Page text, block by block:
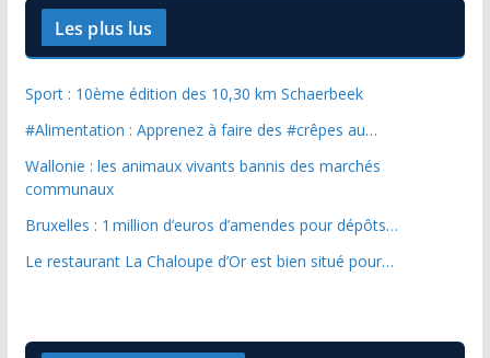
Les plus lus
Sport : 10ème édition des 10,30 km Schaerbeek
#Alimentation : Apprenez à faire des #crêpes au…
Wallonie : les animaux vivants bannis des marchés
communaux
Bruxelles : 1 million d’euros d’amendes pour dépôts…
Le restaurant La Chaloupe d’Or est bien situé pour…